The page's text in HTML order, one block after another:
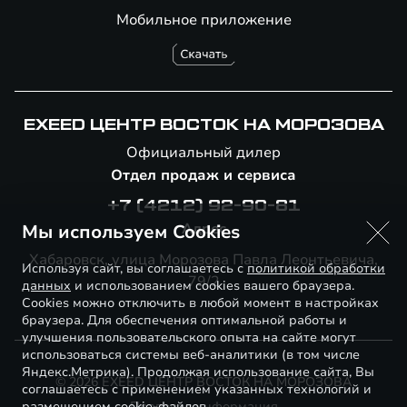
Мобильное приложение
EXEED ЦЕНТР ВОСТОК НА МОРОЗОВА
Официальный дилер
Отдел продаж и сервиса
+7 (4212) 92-90-81
Адрес
Хабаровск, улица Морозова Павла Леонтьевича,
79/2
© 2026 EXEED ЦЕНТР ВОСТОК НА МОРОЗОВА
Мы используем Cookies
Используя сайт, вы соглашаетесь сполитикой обработки
данных и использованием cookies вашего браузера.
Cookies можно отключить в любой момент в настройках
браузера. Для обеспечения оптимальной работы и
улучшения пользовательского опыта на сайте могут
использоваться системы веб-аналитики (в том числе
Яндекс.Метрика). Продолжая использование сайта, Вы
соглашаетесь с применением указанных технологий и